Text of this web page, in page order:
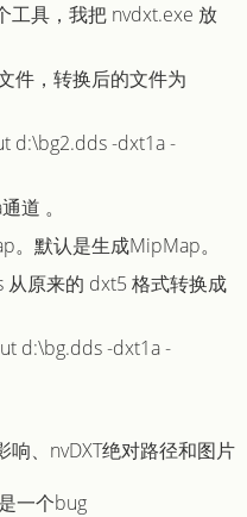
工具，我把 nvdxt.exe 放
件，转换后的文件为
d:\bg2.dds -dxt1a -
道 。
默认是生成MipMap。
原来的 dxt5 格式转换成
d:\bg.dds -dxt1a -
、nvDXT绝对路径和图片
一个bug